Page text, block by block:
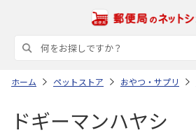
ホーム ペットストア おやつ・サプリ
ドギーマンハヤシ